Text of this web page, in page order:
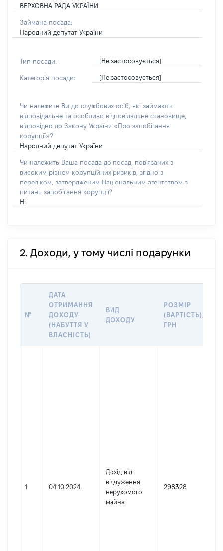
ВЕРХОВНА РАДА УКРАЇНИ
Займана посада:
Народний депутат України
Тип посади: [Не застосовується]
Категорія посади: [Не застосовується]
Чи належите Ви до службових осіб, які займають
відповідальне та особливо відповідальне становище,
відповідно до Закону України «Про запобігання
корупції»?
Народний депутат України
Чи належить Ваша посада до посад, пов'язаних з
високим рівнем корупційних ризиків, згідно з
переліком, затвердженим Національним агентством з
питань запобігання корупції?
Ні
2. Доходи, у тому числі подарунки
№
ДАТА
ОТРИМАННЯ
ДОХОДУ
(НАБУТТЯ У
ВЛАСНІСТЬ)
ВИД
ДОХОДУ
РОЗМІР
(ВАРТІСТЬ),
ГРН
1 04.10.2024
Дохід від
відчуження
нерухомого
майна
298328